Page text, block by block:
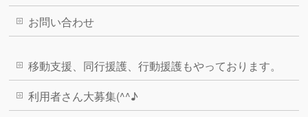
お問い合わせ
移動支援、同行援護、行動援護もやっております。
利用者さん大募集(^^♪